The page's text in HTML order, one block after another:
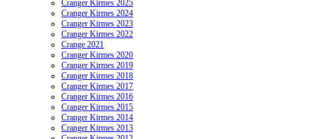
Cranger Kirmes 2025
Cranger Kirmes 2024
Cranger Kirmes 2023
Cranger Kirmes 2022
Crange 2021
Cranger Kirmes 2020
Cranger Kirmes 2019
Cranger Kirmes 2018
Cranger Kirmes 2017
Cranger Kirmes 2016
Cranger Kirmes 2015
Cranger Kirmes 2014
Cranger Kirmes 2013